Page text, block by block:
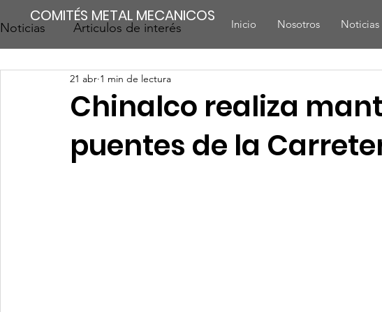
COMITÉS METAL MECANICOS Inicio Nosotros Noticias
Noticias Articulos de interés
Chinalco realiza
puentes de la
21 abr 1 min de lectura